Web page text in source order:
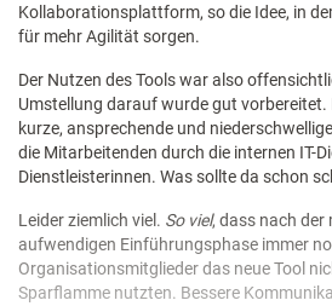
Kollaborationsplattform, so die Idee, in
für mehr Agilität sorgen.
Der Nutzen des Tools war also
Umstellung darauf wurde gut vorbereitet.
kurze, ansprechende und
die Mitarbeitenden durch die internen IT-
Dienstleisterinnen. Was sollte da schon
Leider ziemlich viel. So viel, dass nach der
aufwendigen Einführungsphase immer
Organisationsmitglieder das neue Tool
Sparflamme nutzten. Bessere